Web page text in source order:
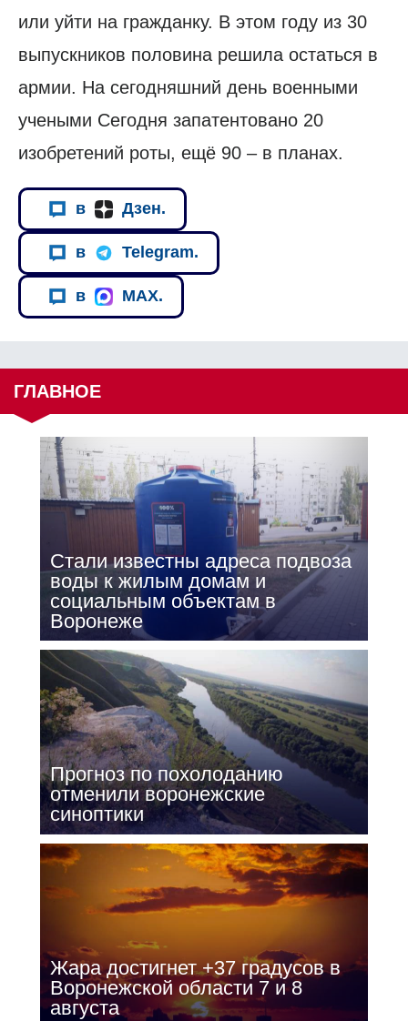
или уйти на гражданку. В этом году из 30
выпускников половина решила остаться в
армии. На сегодняшний день военными
учеными Сегодня запатентовано 20
изобретений роты, ещё 90 – в планах.
в Дзен.
в Telegram.
в MAX.
ГЛАВНОЕ
Стали известны адреса подвоза
воды к жилым домам и
социальным объектам в
Воронеже
Прогноз по похолоданию
отменили воронежские
синоптики
Жара достигнет +37 градусов в
Воронежской области 7 и 8
августа